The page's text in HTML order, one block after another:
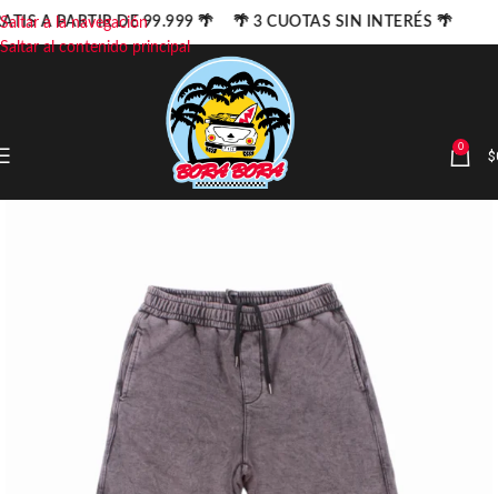
Saltar a la navegación
Saltar al contenido principal
0 $
A PARTIR DE 99.999 🌴 🌴 3 CUOTAS SIN INTERÉS 🌴